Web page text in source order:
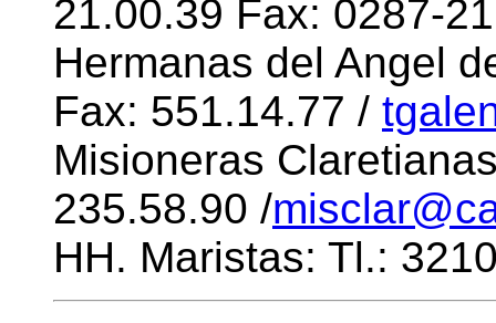
21.00.39 Fax: 0287-
Hermanas del Angel
Fax: 551.14.77 /
Misioneras
235.58.90 /
HH. Maristas: Tl.: